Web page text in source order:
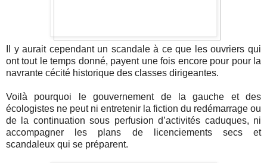
Il y aurait cependant un scandale à ce que les ouvriers qui
ont tout le temps donné, payent une fois encore pour pour la
navrante cécité historique des classes dirigeantes.
Voilà pourquoi le gouvernement de la gauche et des
écologistes ne peut ni entretenir la fiction du redémarrage ou
de la continuation sous perfusion d’activités caduques, ni
accompagner les plans de licenciements secs et
scandaleux qui se préparent.